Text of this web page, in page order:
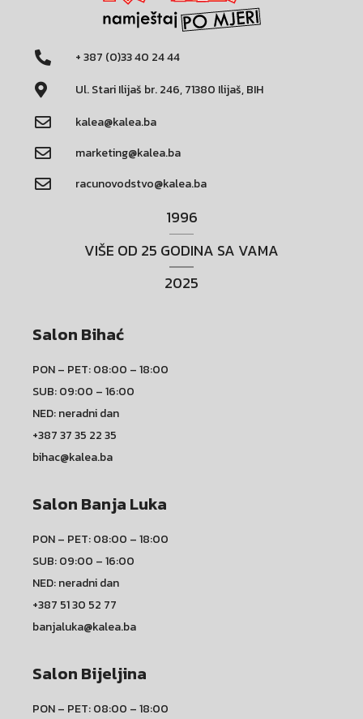
+ 387 (0)33 40 24 44
Ul. Stari Ilijaš br. 246, 71380 Ilijaš, BIH
kalea@kalea.ba
marketing@kalea.ba
racunovodstvo@kalea.ba
1996
VIŠE OD 25 GODINA SA VAMA
2025
Salon Bihać
PON – PET: 08:00 – 18:00
SUB: 09:00 – 16:00
NED: neradni dan
+387 37 35 22 35
bihac@kalea.ba
Salon Banja Luka
PON – PET: 08:00 – 18:00
SUB: 09:00 – 16:00
NED: neradni dan
+387 51 30 52 77
banjaluka@kalea.ba
Salon Bijeljina
PON – PET: 08:00 – 18:00